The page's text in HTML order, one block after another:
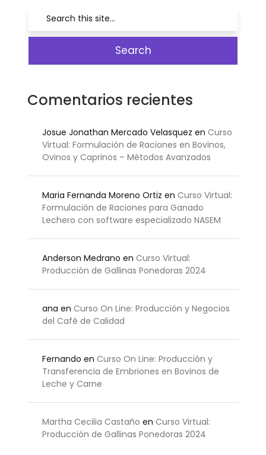
Comentarios recientes
Josue Jonathan Mercado Velasquez en Curso
Virtual: Formulación de Raciones en Bovinos,
Ovinos y Caprinos – Métodos Avanzados
Maria Fernanda Moreno Ortiz en Curso Virtual:
Formulación de Raciones para Ganado
Lechero con software especializado NASEM
Anderson Medrano en Curso Virtual:
Producción de Gallinas Ponedoras 2024
ana en Curso On Line: Producción y Negocios
del Café de Calidad
Fernando en Curso On Line: Producción y
Transferencia de Embriones en Bovinos de
Leche y Carne
Martha Cecilia Castaño en Curso Virtual:
Producción de Gallinas Ponedoras 2024